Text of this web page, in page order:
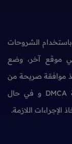
الشروحات
في موقع آخر، وضع
موافقة صريحة من
إدارة الموقع كما أن المحتوى مسجل بواسطة DMCA و في حال
اللازمة.